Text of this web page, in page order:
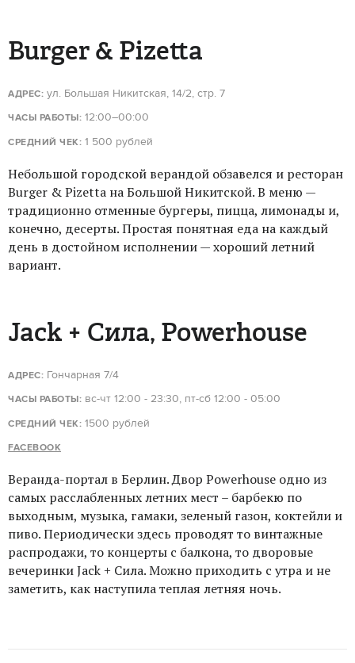
Burger & Pizetta
АДРЕС: ул. Большая Никитская, 14/2, стр. 7
ЧАСЫ РАБОТЫ: 12:00–00:00
СРЕДНИЙ ЧЕК: 1 500 рублей
Небольшой городской верандой обзавелся и ресторан
Burger & Pizetta на Большой Никитской. В меню —
традиционно отменные бургеры, пицца, лимонады и,
конечно, десерты. Простая понятная еда на каждый
день в достойном исполнении — хороший летний
вариант.
Jack + Сила, Powerhouse
АДРЕС: Гончарная 7/4
ЧАСЫ РАБОТЫ: вс-чт 12:00 - 23:30, пт-сб 12:00 - 05:00
СРЕДНИЙ ЧЕК: 1500 рублей
FACEBOOK
Веранда-портал в Берлин. Двор Powerhouse одно из
самых расслабленных летних мест – барбекю по
выходным, музыка, гамаки, зеленый газон, коктейли и
пиво. Периодически здесь проводят то винтажные
распродажи, то концерты с балкона, то дворовые
вечеринки Jack + Сила. Можно приходить с утра и не
заметить, как наступила теплая летняя ночь.